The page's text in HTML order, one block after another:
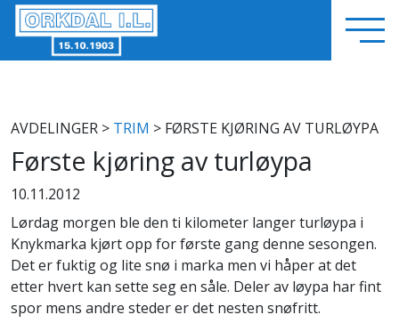
AVDELINGER > TRIM > FØRSTE KJØRING AV TURLØYPA
Første kjøring av turløypa
10.11.2012
Lørdag morgen ble den ti kilometer langer turløypa i
Knykmarka kjørt opp for første gang denne sesongen.
Det er fuktig og lite snø i marka men vi håper at det
etter hvert kan sette seg en såle. Deler av løypa har fint
spor mens andre steder er det nesten snøfritt.